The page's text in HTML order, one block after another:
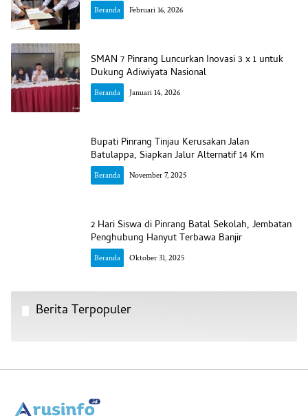
Beranda Februari 16, 2026
SMAN 7 Pinrang Luncurkan Inovasi 3 x 1 untuk
Dukung Adiwiyata Nasional
Beranda Januari 14, 2026
Bupati Pinrang Tinjau Kerusakan Jalan
Batulappa, Siapkan Jalur Alternatif 14 Km
Beranda November 7, 2025
2 Hari Siswa di Pinrang Batal Sekolah, Jembatan
Penghubung Hanyut Terbawa Banjir
Beranda Oktober 31, 2025
Berita Terpopuler